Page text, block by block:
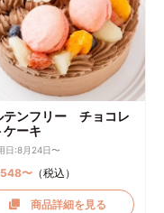
テンフリー チョコレ
ケーキ
日:8月24日〜
〜 （税込）
商品詳細を見る